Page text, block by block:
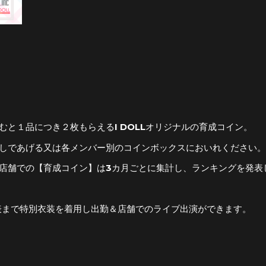
１品につき２枚もらえるI DOLLオリジナルの育成コイン。
あげる又は各メンバー別のコインボックスにおいれください。
舗での【育成コイン】は3カ月ごとに集計し、ランキングを発表
で特別衣装を着用し出勤＆店舗でのライブ出演ができます。